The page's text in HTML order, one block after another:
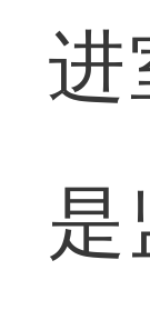
进